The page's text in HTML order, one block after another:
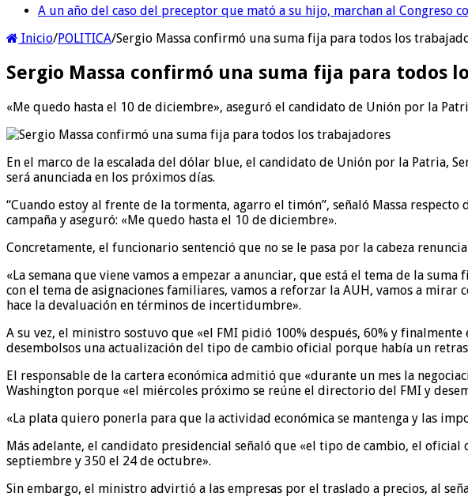
A un año del caso del preceptor que mató a su hijo, marchan al Congreso
Inicio/POLITICA/Sergio Massa confirmó una suma fija para todos los
Sergio Massa confirmó una suma fija para todos
«Me quedo hasta el 10 de diciembre», aseguró el candidato de Unión por la
En el marco de la escalada del dólar blue, el candidato de Unión por la Patria,
será anunciada en los próximos días.
“Cuando estoy al frente de la tormenta, agarro el timón”, señaló Massa
campaña y aseguró: «Me quedo hasta el 10 de diciembre».
Concretamente, el funcionario sentenció que no se le pasa por la cabeza
«La semana que viene vamos a empezar a anunciar, que está el tema de la
con el tema de asignaciones familiares, vamos a reforzar la AUH, vamos a
hace la devaluación en términos de incertidumbre».
A su vez, el ministro sostuvo que «el FMI pidió 100% después, 60% y
desembolsos una actualización del tipo de cambio oficial porque había un
El responsable de la cartera económica admitió que «durante un mes la
Washington porque «el miércoles próximo se reúne el directorio del FMI y
«La plata quiero ponerla para que la actividad económica se mantenga y las
Más adelante, el candidato presidencial señaló que «el tipo de cambio, el oficial
septiembre y 350 el 24 de octubre».
Sin embargo, el ministro advirtió a las empresas por el traslado a precios, al